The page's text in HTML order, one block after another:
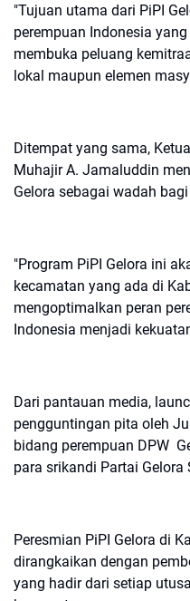
"Tujuan utama dari PiPI
perempuan Indonesia
membuka peluang
lokal maupun elemen
Ditempat yang sama,
Muhajir A. Jamaluddin
Gelora sebagai wadah
"Program PiPI Gelora ini
kecamatan yang ada di
mengoptimalkan peran
Indonesia menjadi
Dari pantauan media,
pengguntingan pita oleh
bidang perempuan DPW
para srikandi Partai Gelora
Peresmian PiPI Gelora di
dirangkaikan dengan
yang hadir dari setiap